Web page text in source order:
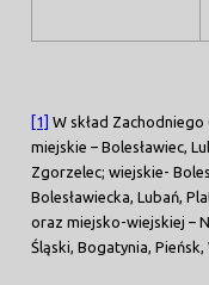
[1] W skład
miejskie – Bolesławiec,
Zgorzelec; wiejskie-
Bolesławiecka, Lubań,
oraz miejsko-wiejskiej –
Śląski, Bogatynia, Pieńsk,